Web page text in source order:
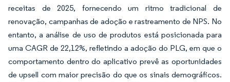
receitas de 2025, fornecendo um ritmo tradicional de
renovação, campanhas de adoção e rastreamento de NPS. No
entanto, a análise de uso de produtos está posicionada para
uma CAGR de 22,12%, refletindo a adoção do PLG, em que o
comportamento dentro do aplicativo prevê as oportunidades
de upsell com maior precisão do que os sinais demográficos.